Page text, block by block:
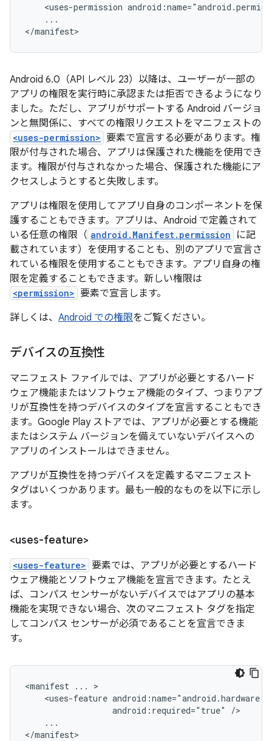
<uses-permission
...
</manifest>
Android 6.0（API レベル 23）以降は、ユーザーが一部の
アプリの権限を実行時に承認または拒否できるようになり
ました。ただし、アプリがサポートする Android バージョ
ンと無関係に、すべての権限リクエストをマニフェストの
<uses-permission> 要素で宣言する必要があります。権
限が付与された場合、アプリは保護された機能を使用でき
ます。権限が付与されなかった場合、保護された機能にア
クセスしようとすると失敗します。
アプリは権限を使用してアプリ自身のコンポーネントを保
護することもできます。アプリは、Android で定義されて
いる任意の権限（ android.Manifest.permission
に記
載されています）を使用することも、別のアプリで宣言さ
れている権限を使用することもできます。アプリ自身の権
限を定義することもできます。新しい権限は
<permission> 要素で宣言します。
詳しくは、 Android での権限をご覧ください。
デバイスの互換性
マニフェスト ファイルでは、アプリが必要とするハード
ウェア機能またはソフトウェア機能のタイプ、つまりアプ
リが互換性を持つデバイスのタイプを宣言することもでき
ます。Google Play ストアでは、アプリが必要とする機能
またはシステム バージョンを備えていないデバイスへの
アプリのインストールはできません。
アプリが互換性を持つデバイスを定義するマニフェスト
タグはいくつかあります。最も一般的なものを以下に示し
ます。
<uses-feature>
<uses-feature> 要素では、アプリが必要とするハード
ウェア機能とソフトウェア機能を宣言できます。たとえ
ば、コンパス センサーがないデバイスではアプリの基本
機能を実現できない場合、次のマニフェスト タグを指定
してコンパス センサーが必須であることを宣言できま
す。
<manifest ...
<uses-feature
android:required="true"
...
</manifest>